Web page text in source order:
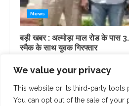
We value your privacy
This website or its third-party tools
You can opt out of the sale of your
News
बड़ी खबर : अल्मोड़ा माल रोड के पास
स्मैक के साथ युवक गिरफ्तार
Facebook